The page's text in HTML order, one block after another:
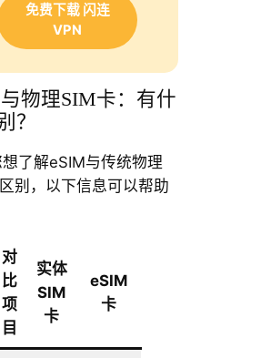
免费下载 闪连
VPN
物理SIM卡：有什
？
了解eSIM与传统物理
别，以下信息可以帮助
对
比
项
目
实体
SIM
卡
eSIM
卡